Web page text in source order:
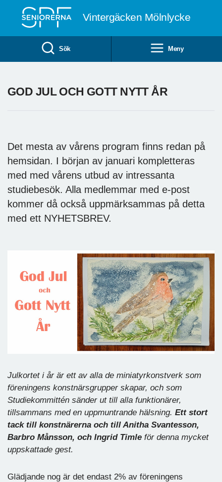
Vintergäcken Mölnlycke
Sök Meny
GOD JUL OCH GOTT NYTT ÅR
Det mesta av vårens program finns redan på
hemsidan. I början av januari kompletteras
med med vårens utbud av intressanta
studiebesök. Alla medlemmar med e-post
kommer då också uppmärksammas på detta
med ett NYHETSBREV.
Julkortet i år är ett av alla de miniatyrkonstverk som
föreningens konstnärsgrupper skapar, och som
Studiekommittén sänder ut till alla funktionärer,
tillsammans med en uppmuntrande hälsning. Ett stort
tack till konstnärerna och till Anitha Svantesson,
Barbro Månsson, och Ingrid Timle för denna mycket
uppskattade gest.
Glädjande nog är det endast 2% av föreningens